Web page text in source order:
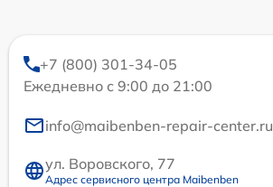
+7 (800) 301-34-05
Ежедневно с 9:00 до 21:00
info@maibenben-repair-center.ru
ул. Воровского, 77
Адрес сервисного центра Maibenben